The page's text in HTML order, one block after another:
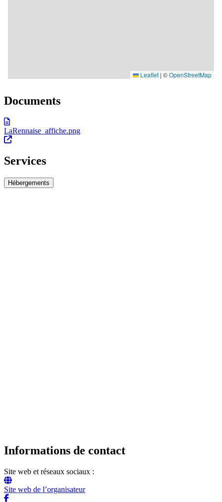
Documents
LaRennaise_affiche.png
Services
Hébergements
Informations de contact
Site web et réseaux sociaux :
Site web de l’organisateur